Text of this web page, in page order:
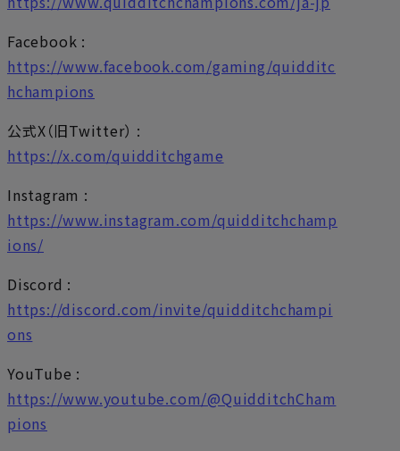
Facebook :
https://www.facebook.com/gaming/quidditc
hchampions
公式X（旧Twitter） :
https://x.com/quidditchgame
Instagram :
https://www.instagram.com/quidditchchamp
ions/
Discord :
https://discord.com/invite/quidditchchampi
ons
YouTube :
https://www.youtube.com/@QuidditchCham
pions